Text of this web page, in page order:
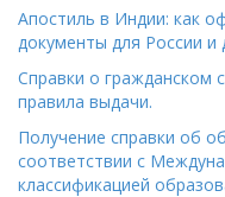
Апостиль в Индии: как
документы для России и
Справки о гражданском
правила выдачи.
Получение справки об
соответствии с
классификацией